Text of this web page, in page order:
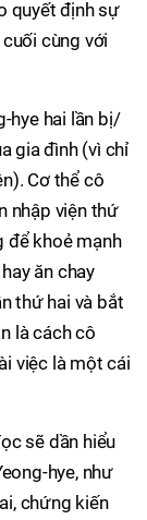
quyết định sự
cùng với
hye hai lần bị/
gia đình (vì chỉ
Cơ thể cô
nhập viện thứ
để khoẻ mạnh
ăn chay
thứ hai và bắt
là cách cô
việc là một cái
sẽ dần hiểu
hye, như
chứng kiến